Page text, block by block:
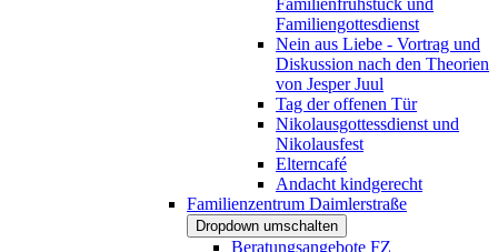
Familiengottesdienst
Nein aus Liebe - Vortrag und
Diskussion nach den Theorien
von Jesper Juul
Tag der offenen Tür
Nikolausgottessdienst und
Nikolausfest
Elterncafé
Andacht kindgerecht
Familienzentrum Daimlerstraße
Dropdown umschalten
Beratungsangebote FZ